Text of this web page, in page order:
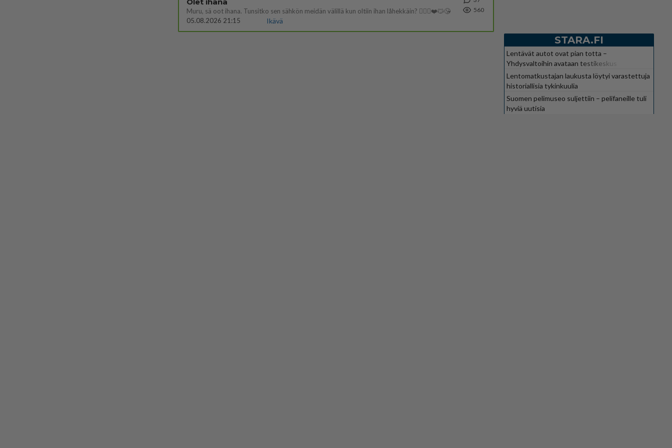
Muru, sä oot ihana. Tunsitko sen sähkön meidän välillä kun oltiin ihan låhekkäin? 👩‍❤️‍👩❤️😼😘
05.08.2026 21:15
Ikävä
560
STARA.FI
Lentävät autot ovat pian totta –
Yhdysvaltoihin avataan testikeskus
Lentomatkustajan laukusta löytyi varastettuja
historiallisia tykinkuulia
Suomen pelimuseo suljettiin – pelifaneille tuli
hyviä uutisia